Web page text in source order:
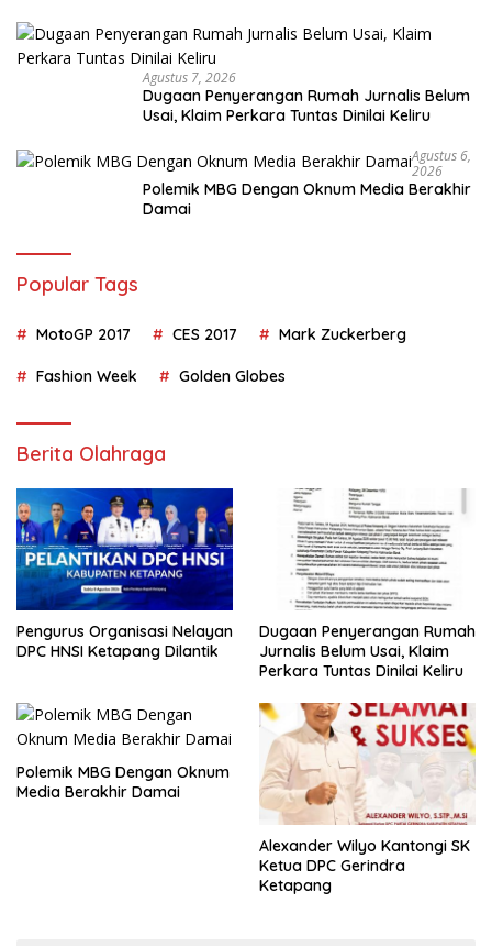
Agustus 7, 2026
Dugaan Penyerangan Rumah Jurnalis Belum
Usai, Klaim Perkara Tuntas Dinilai Keliru
Agustus 6,
2026
Polemik MBG Dengan Oknum Media Berakhir
Damai
Popular Tags
MotoGP 2017 CES 2017 Mark Zuckerberg
Fashion Week Golden Globes
Berita Olahraga
Pengurus Organisasi Nelayan
DPC HNSI Ketapang Dilantik
Dugaan Penyerangan Rumah
Jurnalis Belum Usai, Klaim
Perkara Tuntas Dinilai Keliru
Polemik MBG Dengan Oknum
Media Berakhir Damai
Alexander Wilyo Kantongi SK
Ketua DPC Gerindra
Ketapang